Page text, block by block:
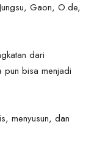
Gaon, O.de,
dari
pun bisa menjadi
menyusun, dan